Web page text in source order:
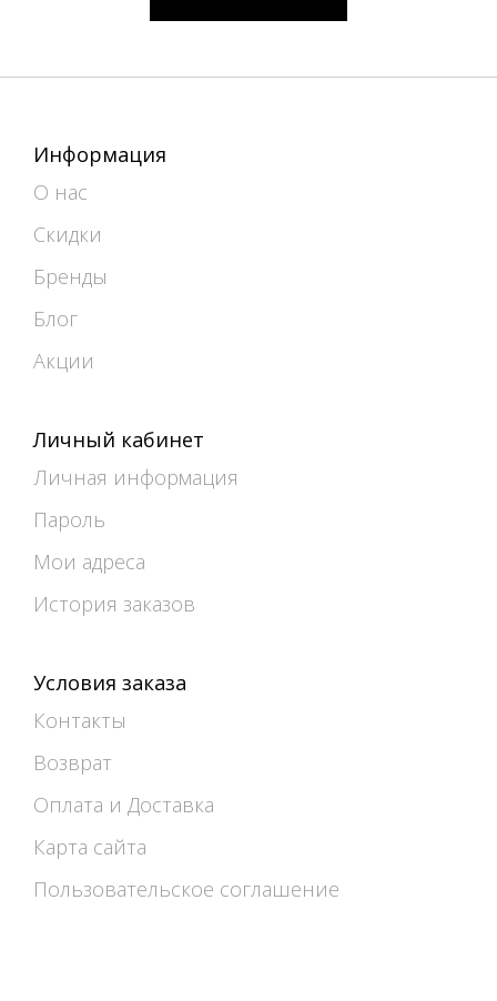
Информация
О нас
Скидки
Бренды
Блог
Акции
Личный кабинет
Личная информация
Пароль
Мои адреса
История заказов
Условия заказа
Контакты
Возврат
Оплата и Доставка
Карта сайта
Пользовательское соглашение